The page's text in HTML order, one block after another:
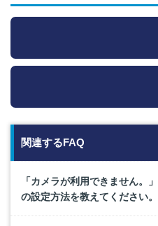
関連するFAQ
「カメラが利用できません。
の設定方法を教えてください。